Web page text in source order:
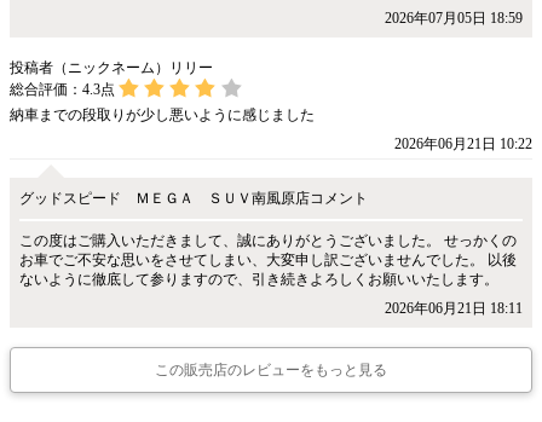
2026年07月05日 18:59
投稿者（ニックネーム）リリー
総合評価： 4.3点
納車までの段取りが少し悪いように感じました
2026年06月21日 10:22
グッドスピード ＭＥＧＡ ＳＵＶ南風原店コメント
この度はご購入いただきまして、誠にありがとうございました。 せっかくの
お車でご不安な思いをさせてしまい、大変申し訳ございませんでした。 以後
ないように徹底して参りますので、引き続きよろしくお願いいたします。
2026年06月21日 18:11
この販売店のレビューをもっと見る